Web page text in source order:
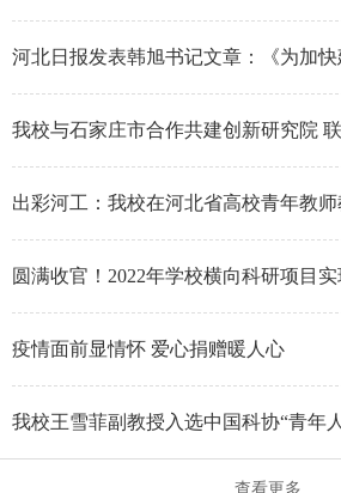
河北日报发表韩旭书记文章：《为加
我校与石家庄市合作共建创新研究院
出彩河工：我校在河北省高校青年教
圆满收官！2022年学校横向科研项目实
疫情面前显情怀 爱心捐赠暖人心
我校王雪菲副教授入选中国科协“青年
查看更多